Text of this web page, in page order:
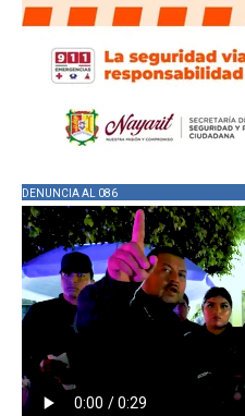
DENUNCIA AL 086